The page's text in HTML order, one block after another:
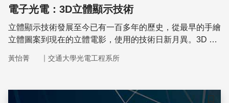
電子光電：3D立體顯示技術
立體顯示技術發展至今已有一百多年的歷史，從最早的手繪
立體圖案到現在的立體電影，使用的技術日新月異。3D 立
黃怡菁 ｜ 交通大學光電工程系所